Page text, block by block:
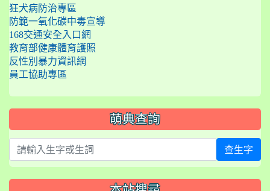
狂犬病防治專區
防範一氧化碳中毒宣導
168交通安全入口網
教育部健康體育護照
反性別暴力資訊網
員工協助專區
萌典查詢
查生字